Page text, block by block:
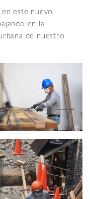
este nuevo
en la
de nuestro